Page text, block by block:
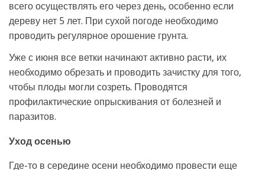
всего осуществлять его через день, особенно если
дереву нет 5 лет. При сухой погоде необходимо
проводить регулярное орошение грунта.
Уже с июня все ветки начинают активно расти, их
необходимо обрезать и проводить зачистку для того,
чтобы плоды могли созреть. Проводятся
профилактические опрыскивания от болезней и
паразитов.
Уход осенью
Где-то в середине осени необходимо провести еще